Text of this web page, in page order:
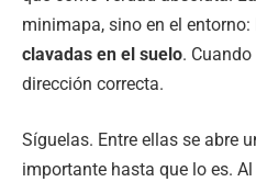
minimapa, sino en el entorno:
clavadas en el suelo.
dirección correcta.
Síguelas. Entre ellas se abre
importante hasta que lo es.